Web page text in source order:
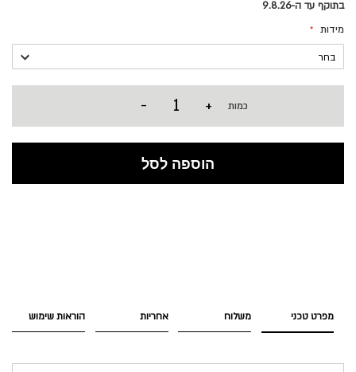
בתוקף עד ה-9.8.26
מידות
כמות +
-
הוספה לסל
מפרט טכני משלוח אחריות הוראות שימוש